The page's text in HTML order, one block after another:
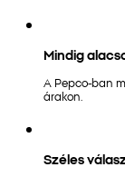
Mindig
A Pepco-ban
árakon.
Széles